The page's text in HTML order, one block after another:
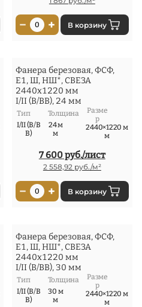
− 0 + В корзину
Фанера березовая, ФСФ,
Е1, Ш, НШ*, СВЕЗА
2440x1220 мм
I/II (В/ВВ), 24 мм
Тип
I/II (В/В
В)
Толщина
24 м
м
Разме
р
2440×1220 м
м
7 600 руб./лист
2 558,92 руб./м²
− 0 + В корзину
Фанера березовая, ФСФ,
Е1, Ш, НШ*, СВЕЗА
2440x1220 мм
I/II (В/ВВ), 30 мм
Тип
I/II (В/В
В)
Толщина
30 м
м
Разме
р
2440×1220 м
м